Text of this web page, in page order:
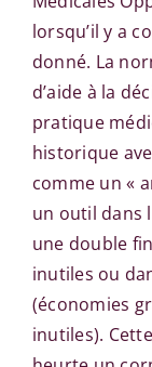
lorsqu’il y a
donné. La
d’aide à la
pratique
historique
comme un «
un outil dans
une double
inutiles ou
(économies
inutiles).